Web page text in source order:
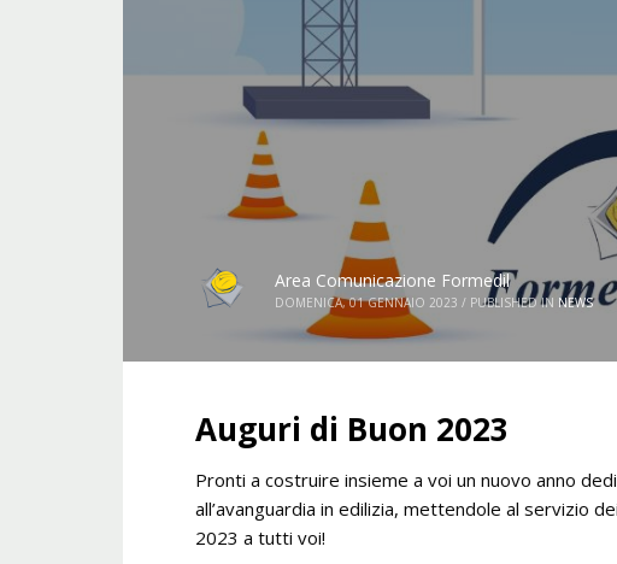
Area Comunicazione Formedil
DOMENICA, 01 GENNAIO 2023 / PUBLISHED IN NEWS
Auguri di Buon 2023
Pronti a costruire insieme a voi un nuovo anno
all’avanguardia in edilizia, mettendole al servizio
2023 a tutti voi!